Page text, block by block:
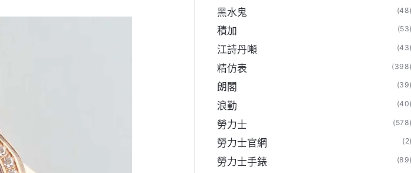
黑水鬼
積加
江詩丹噸
精仿表
朗閣
浪勤
勞力士
勞力士官網
勞力士手錶